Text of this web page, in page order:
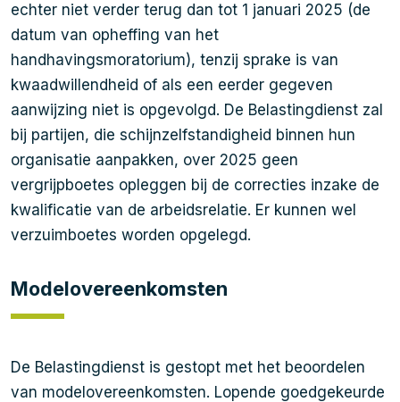
echter niet verder terug dan tot 1 januari 2025 (de
datum van opheffing van het
handhavingsmoratorium), tenzij sprake is van
kwaadwillendheid of als een eerder gegeven
aanwijzing niet is opgevolgd. De Belastingdienst zal
bij partijen, die schijnzelfstandigheid binnen hun
organisatie aanpakken, over 2025 geen
vergrijpboetes opleggen bij de correcties inzake de
kwalificatie van de arbeidsrelatie. Er kunnen wel
verzuimboetes worden opgelegd.
Modelovereenkomsten
De Belastingdienst is gestopt met het beoordelen
van modelovereenkomsten. Lopende goedgekeurde